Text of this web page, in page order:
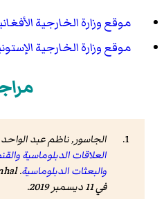
موقع وزارة الخارجية
موقع وزارة الخارجية
الجاسور, ناظم عبد الواحد (2001-01-
العلاقات الدبلوماسية
والبعثات الدبلوماسية. Al Manhal. . مؤرشف من
في 11 ديسمبر 2019.